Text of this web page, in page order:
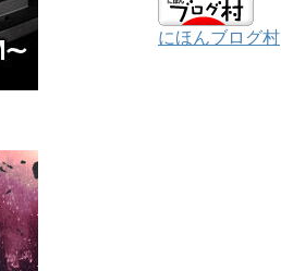
にほんブログ村